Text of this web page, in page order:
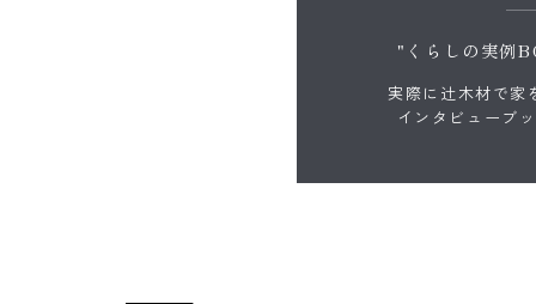
"くらしの実例
実際に辻木材で家
インタビューブ